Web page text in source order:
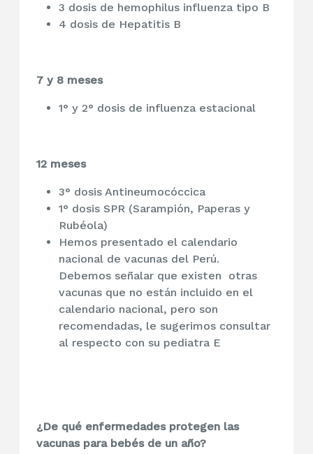
3 dosis de hemophilus influenza tipo B
4 dosis de Hepatitis B
7 y 8 meses
1° y 2° dosis de influenza estacional
12 meses
3° dosis Antineumocóccica
1° dosis SPR (Sarampión, Paperas y
Rubéola)
Hemos presentado el calendario
nacional de vacunas del Perú.
Debemos señalar que existen otras
vacunas que no están incluido en el
calendario nacional, pero son
recomendadas, le sugerimos consultar
al respecto con su pediatra E
¿De qué enfermedades protegen las
vacunas para bebés de un año?